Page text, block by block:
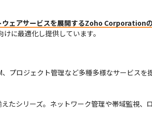
ウェアサービスを展開するZoho Corporation
に最適化し提供しています。
プロジェクト管理など多種多様なサービス
たシリーズ。ネットワーク管理や帯域監視、